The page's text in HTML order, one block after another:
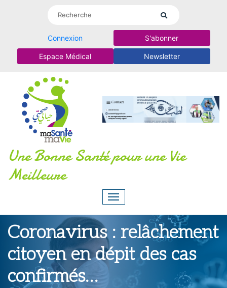
Connexion S'abonner
Espace Médical Newsletter
Une Bonne Santé pour une Vie
Meilleure
Coronavirus : relâchement
citoyen en dépit des cas
confirmés…